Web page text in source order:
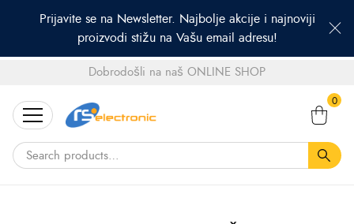
Prijavite se na Newsletter. Najbolje akcije i najnoviji
proizvodi stižu na Vašu email adresu!
Dobrodošli na naš ONLINE SHOP
for:
0